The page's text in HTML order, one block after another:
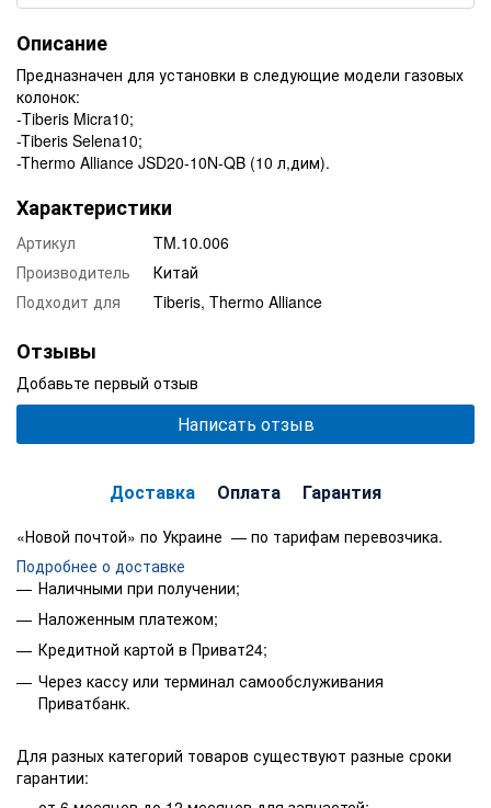
Описание
Предназначен для установки в следующие модели газовых
колонок:
-Tiberis Micra10;
-Tiberis Selena10;
-Thermo Alliance JSD20-10N-QB (10 л,дим).
Характеристики
Артикул
TM.10.006
Производитель
Китай
Подходит для
Tiberis, Thermo Alliance
Отзывы
Добавьте первый отзыв
Написать отзыв
Доставка Оплата Гарантия
«Новой почтой» по Украине — по тарифам перевозчика.
Подробнее о доставке
Наличными при получении;
Наложенным платежом;
Кредитной картой в Приват24;
Через кассу или терминал самообслуживания
Приватбанк.
Для разных категорий товаров существуют разные сроки
гарантии: